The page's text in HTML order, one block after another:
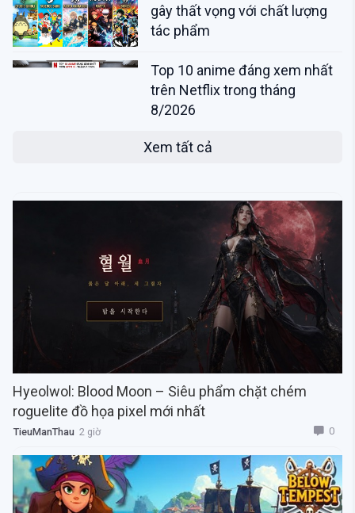
gây thất vọng với chất lượng
tác phẩm
Top 10 anime đáng xem nhất
trên Netflix trong tháng
8/2026
Xem tất cả
Hyeolwol: Blood Moon – Siêu phẩm chặt chém
roguelite đồ họa pixel mới nhất
TieuManThau 2 giờ 0